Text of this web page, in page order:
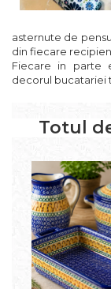
asternute de
din fiecare
Fiecare in parte
decorul bucatariei
Totul